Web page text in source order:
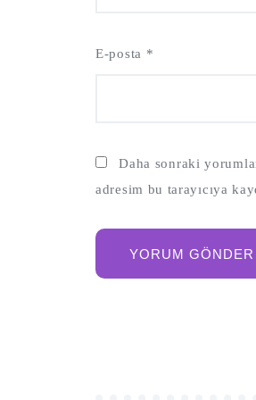
E-posta *
Daha sonraki
adresim bu tarayıcıya